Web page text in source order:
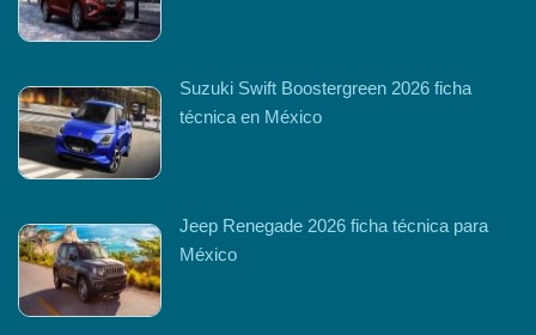
Suzuki Swift Boostergreen 2026 ficha
técnica en México
Jeep Renegade 2026 ficha técnica para
México